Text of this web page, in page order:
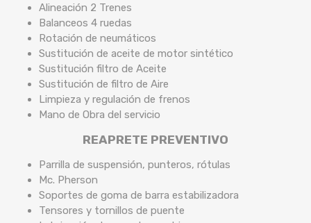
Alineación 2 Trenes
Balanceos 4 ruedas
Rotación de neumáticos
Sustitución de aceite de motor sintético
Sustitución filtro de Aceite
Sustitución de filtro de Aire
Limpieza y regulación de frenos
Mano de Obra del servicio
REAPRETE PREVENTIVO
Parrilla de suspensión, punteros, rótulas
Mc. Pherson
Soportes de goma de barra estabilizadora
Tensores y tornillos de puente